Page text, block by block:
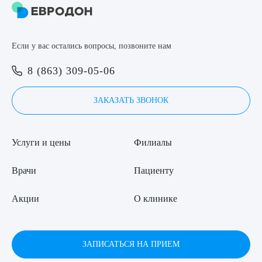
Если у вас остались вопросы, позвоните нам
8 (863) 309-05-06
ЗАКАЗАТЬ ЗВОНОК
Услуги и цены
Врачи
Акции
Филиалы
Пациенту
О клинике
ЗАПИСАТЬСЯ НА ПРИЕМ